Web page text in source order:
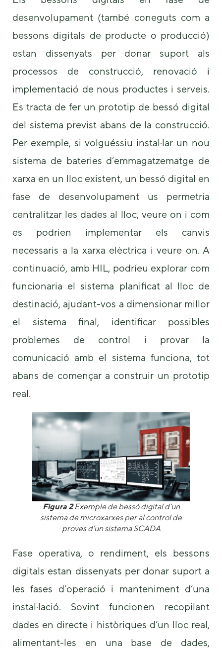
desenvolupament (també coneguts com a
bessons digitals de producte o producció)
estan dissenyats per donar suport als
processos de construcció, renovació i
implementació de nous productes i serveis.
Es tracta de fer un prototip de bessó digital
del sistema previst abans de la construcció.
Per exemple, si volguéssiu instal·lar un nou
sistema de bateries d’emmagatzematge de
xarxa en un lloc existent, un bessó digital en
fase de desenvolupament us permetria
centralitzar les dades al lloc, veure on i com
es podrien implementar els canvis
necessaris a la xarxa elèctrica i veure on. A
continuació, amb HIL, podríeu explorar com
funcionaria el sistema planificat al lloc de
destinació, ajudant-vos a dimensionar millor
el sistema final, identificar possibles
problemes de control i provar la
comunicació amb el sistema funciona, tot
abans de començar a construir un prototip
real.
Figura 2Exemple de bessó digital d’un
sistema de microxarxes per al control de
proves d’un sistema SCADA
Fase operativa, o rendiment, els bessons
digitals estan dissenyats per donar suport a
les fases d’operació i manteniment d’una
instal·lació. Sovint funcionen recopilant
dades en directe i històriques d’un lloc real,
alimentant-les en una base de dades,